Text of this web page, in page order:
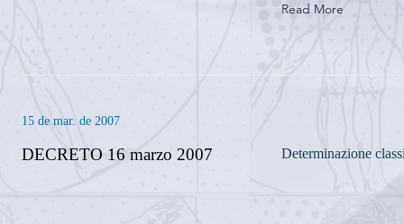
Read More
15 de mar. de 2007
DECRETO 16 marzo 2007 Determinazione